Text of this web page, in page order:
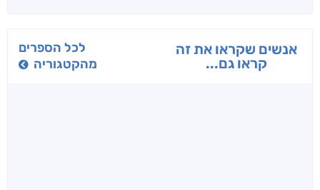
בפנוכו
חני שאטן
תרדמת
א. פ.